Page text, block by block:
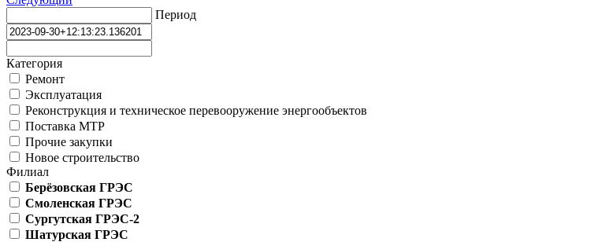
Период
Категория
Ремонт
Эксплуатация
Реконструкция и техническое перевооружение энергообъектов
Поставка МТР
Прочие закупки
Новое строительство
Филиал
Берёзовская ГРЭС
Смоленская ГРЭС
Сургутская ГРЭС-2
Шатурская ГРЭС